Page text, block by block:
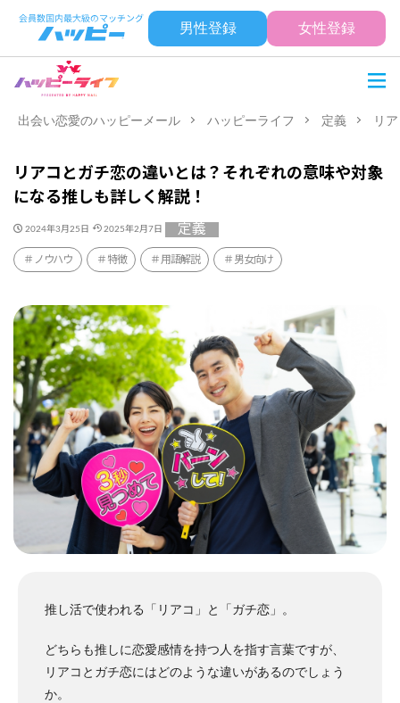
男性登録 女性登録
出会い恋愛のハッピーメール ハッピーライフ 定義 リ
リアコとガチ恋の違いとは？それぞれの意味や対象
になる推しも詳しく解説！
2024年3月25日 2025年2月7日 定義
ノウハウ 特徴 用語解説 男女向け
推し活で使われる「リアコ」と「ガチ恋」。
どちらも推しに恋愛感情を持つ人を指す言葉ですが、
リアコとガチ恋にはどのような違いがあるのでしょう
か。